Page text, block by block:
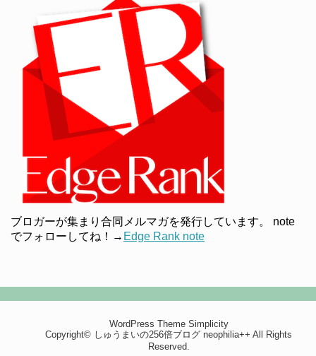
ブロガーが集まり合同メルマガを発行しています。 note
でフォローしてね！→ Edge Rank note
WordPress Theme Simplicity
Copyright© しゅうまいの256倍ブログ neophilia++ All Rights
Reserved.